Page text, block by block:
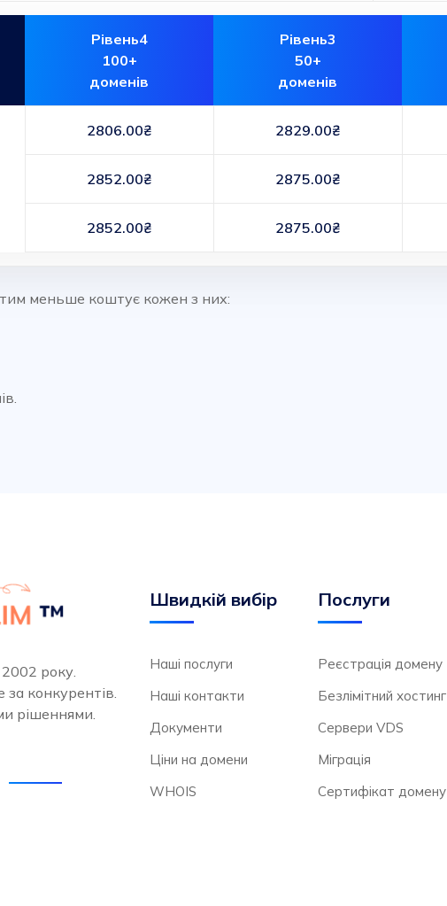
Рівень4
100+
доменів
Рівень3
50+
доменів
2806.00₴ 2829.00₴
2852.00₴ 2875.00₴
2852.00₴ 2875.00₴
меньше коштує кожен з них:
2002 року.
конкурентів.
рішеннями.
Швидкій вибір
Наші послуги
Наші контакти
Документи
Ціни на домени
WHOIS
Послуги
Реєстрація домену
Безлімітний хостинг
Сервери VDS
Міграція
Сертифікат домену